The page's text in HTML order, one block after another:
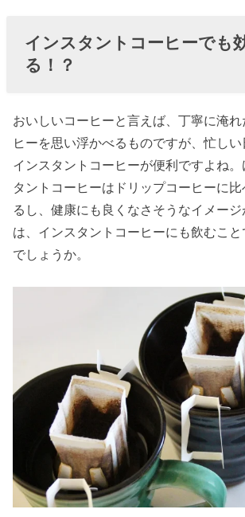
インスタントコーヒーでも
る！？
おいしいコーヒーと言えば、丁寧に淹
ヒーを思い浮かべるものですが、忙し
インスタントコーヒーが便利ですよね。
タントコーヒーはドリップコーヒーに
るし、健康にも良くなさそうなイメー
は、インスタントコーヒーにも飲むこ
でしょうか。